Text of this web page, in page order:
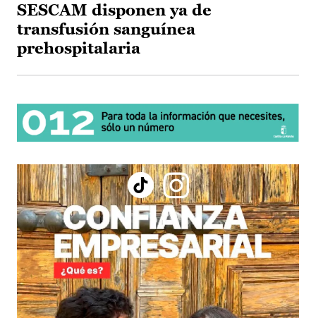
SESCAM disponen ya de
transfusión sanguínea
prehospitalaria